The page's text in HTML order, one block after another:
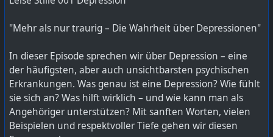
"Mehr als nur traurig – Die Wahrheit über Depressionen"
In dieser Episode sprechen wir über Depression – eine
der häufigsten, aber auch unsichtbarsten psychischen
Erkrankungen. Was genau ist eine Depression? Wie fühlt
sie sich an? Was hilft wirklich – und wie kann man als
Angehöriger unterstützen? Mit sanften Worten, vielen
Beispielen und respektvoller Tiefe gehen wir diesen